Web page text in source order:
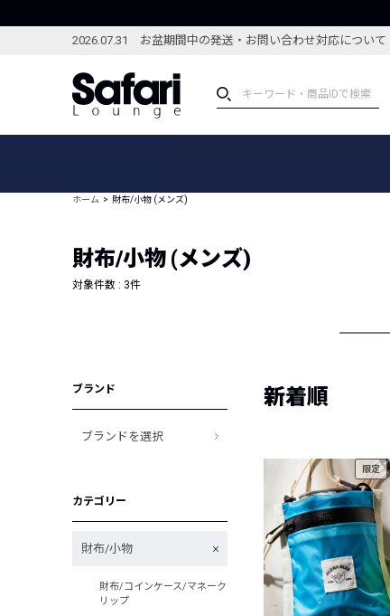
2026.07.31 お盆期間中の発送・お問い合わせ対応について
ブランドから探す
新着アイテム
編集部のおすすめアイテム
ホーム 財布/小物 (メンズ)
財布/小物 (メンズ)
対象件数 : 3件
ブランド
ブランドを選択
カテゴリー
財布/小物
財布/コインケース/マネーク
リップ
新着順
限定